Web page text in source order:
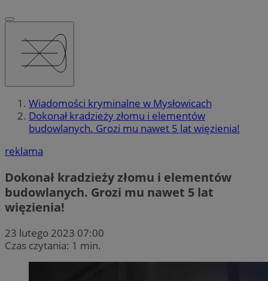
Wiadomości kryminalne w Mysłowicach
Dokonał kradzieży złomu i elementów
budowlanych. Grozi mu nawet 5 lat więzienia!
reklama
Dokonał kradzieży złomu i elementów
budowlanych. Grozi mu nawet 5 lat
więzienia!
23 lutego 2023 07:00
Czas czytania: 1 min.